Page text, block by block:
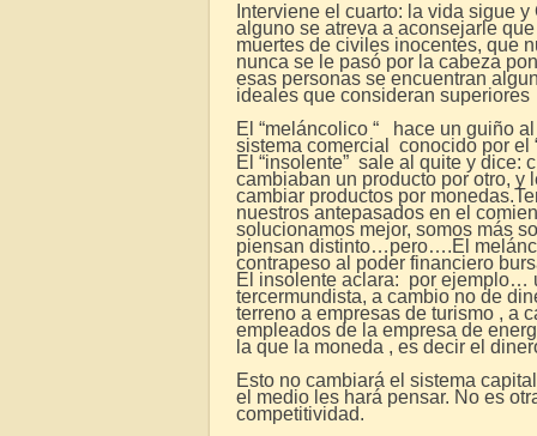
Interviene el cuarto: la vida sigue
alguno se atreva a aconsejarle
muertes de civiles inocentes, que
nunca se le pasó por la cabeza
esas personas se encuentran
ideales que consideran superiores
El “meláncolico “ hace un guiño
sistema comercial conocido por el
El “insolente” sale al quite y dice:
cambiaban un producto por otro, y
cambiar productos por monedas.
nuestros antepasados en el
solucionamos mejor, somos más
piensan distinto…pero….El
contrapeso al poder financiero
El insolente aclara: por ejemplo…
tercermundista, a cambio no de
terreno a empresas de turismo , a
empleados de la empresa de
la que la moneda , es decir el
Esto no cambiará el sistema
el medio les hará pensar. No es
competitividad.